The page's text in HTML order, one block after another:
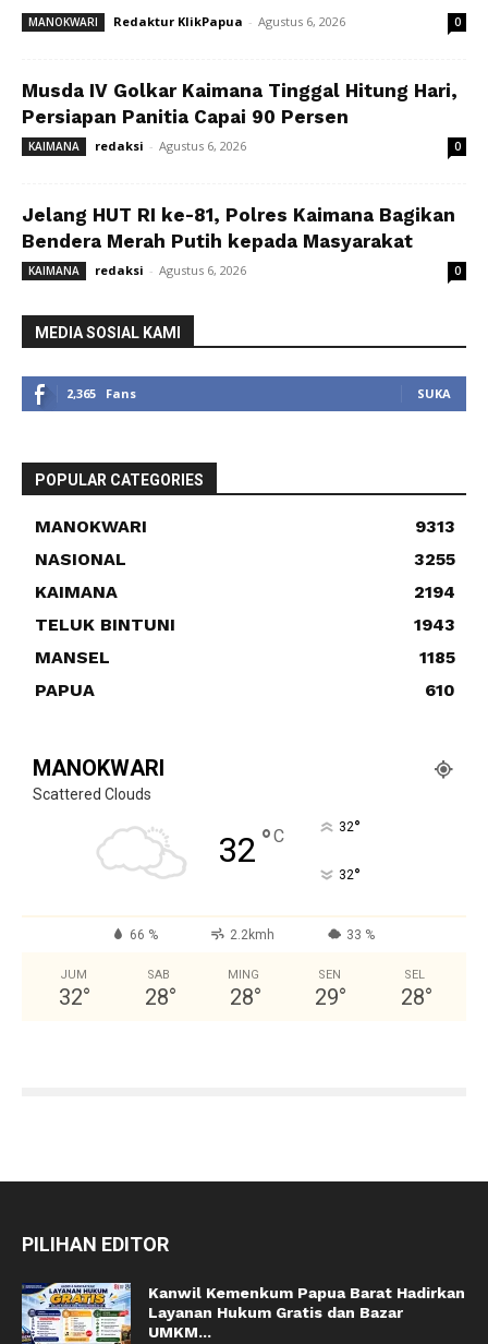
MANOKWARI Redaktur KlikPapua - Agustus 6, 2026 0
Musda IV Golkar Kaimana Tinggal Hitung Hari,
Persiapan Panitia Capai 90 Persen
KAIMANA redaksi - Agustus 6, 2026 0
Jelang HUT RI ke-81, Polres Kaimana Bagikan
Bendera Merah Putih kepada Masyarakat
KAIMANA redaksi - Agustus 6, 2026 0
MEDIA SOSIAL KAMI
2,365 Fans SUKA
POPULAR CATEGORIES
MANOKWARI
9313
NASIONAL
3255
KAIMANA
2194
TELUK BINTUNI
1943
MANSEL
1185
PAPUA
610
MANOKWARI
Scattered Clouds
32 °C 32°
32°
66 % 2.2kmh 33 %
JUM
32°
SAB
28°
MING
28°
SEN
29°
SEL
28°
PILIHAN EDITOR
Kanwil Kemenkum Papua Barat Hadirkan
Layanan Hukum Gratis dan Bazar
UMKM...